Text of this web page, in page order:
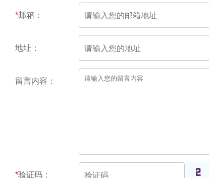
*邮箱：
地址：
留言内容：
*验证码：